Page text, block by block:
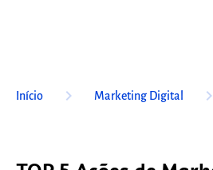
Início keyboard_arrow_right Marketing Digital keyboard_arrow_right